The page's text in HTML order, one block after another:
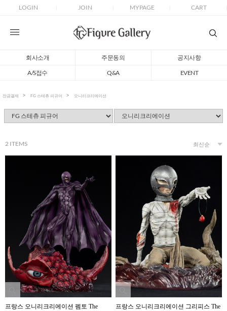
LOGIN JOIN MYPAGE CART
회사소개 주문동의
공지사항
A/S접수
Q&A EVENT
잔금결제 FG 스테츄 피규어 오니리크리에이션
2 ITEMS
프랑스 오니리크리에이션 펨토 The
프랑스 오니리크리에이션 그리피스 The